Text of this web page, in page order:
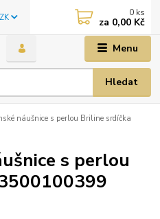
Menu
Hledat
0 ks
za 0,00 Kč
náušnice s perlou Briline srdíčka
s perlou